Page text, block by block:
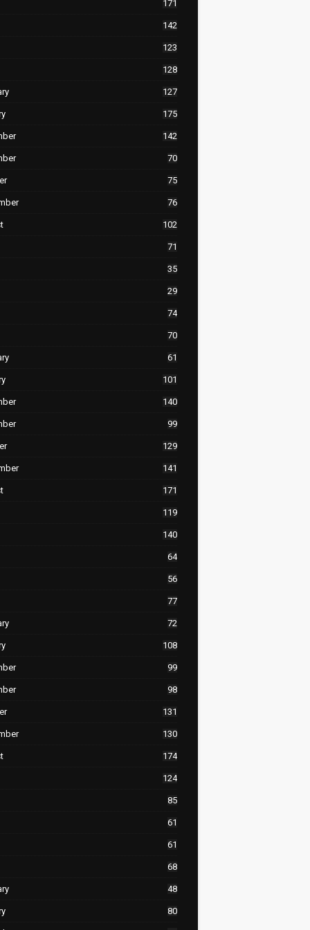
171
142
123
128
127
175
142
70
75
76
102
71
35
29
74
70
61
101
140
99
129
141
171
119
140
64
56
77
72
108
99
98
131
130
174
124
85
61
61
68
48
80